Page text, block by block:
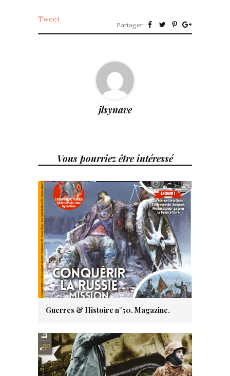
Tweet
Partager
jlsynave
Vous pourriez être intéressé
Guerres & Histoire n°50. Magazine.